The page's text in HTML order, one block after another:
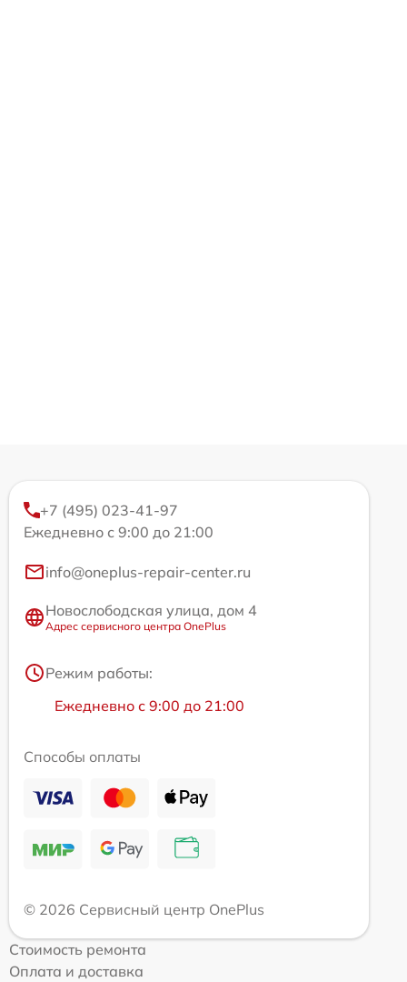
+7 (495) 023-41-97
Ежедневно с 9:00 до 21:00
info@oneplus-repair-center.ru
Новослободская улица, дом 4
Адрес сервисного центра OnePlus
Режим работы:
Ежедневно с 9:00 до 21:00
Способы оплаты
© 2026 Сервисный центр OnePlus
Стоимость ремонта
Оплата и доставка